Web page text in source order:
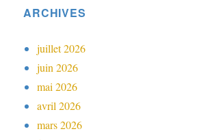
ARCHIVES
juillet 2026
juin 2026
mai 2026
avril 2026
mars 2026